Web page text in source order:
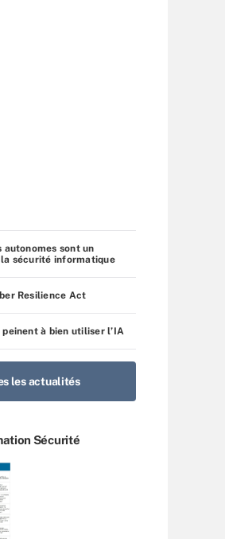
sont un
sécurité informatique
Resilience Act
à bien utiliser l’IA
les actualités
Sécurité